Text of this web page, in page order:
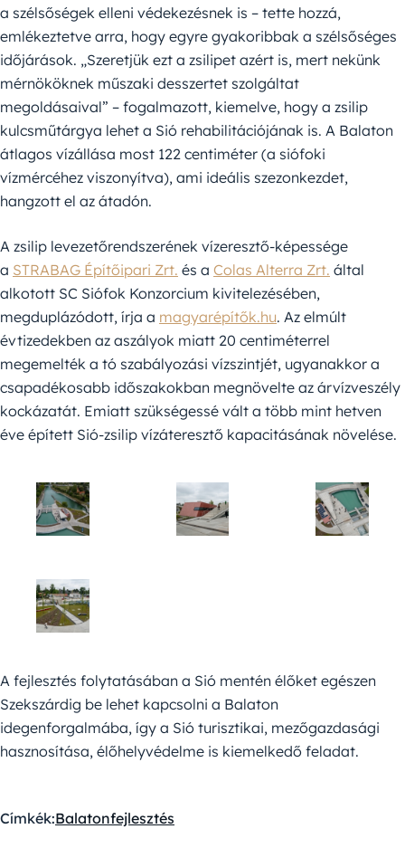
a szélsőségek elleni védekezésnek is – tette hozzá,
emlékeztetve arra, hogy egyre gyakoribbak a szélsőséges
időjárások. „Szeretjük ezt a zsilipet azért is, mert nekünk
mérnököknek műszaki desszertet szolgáltat
megoldásaival” – fogalmazott, kiemelve, hogy a zsilip
kulcsműtárgya lehet a Sió rehabilitációjának is. A Balaton
átlagos vízállása most 122 centiméter (a siófoki
vízmércéhez viszonyítva), ami ideális szezonkezdet,
hangzott el az átadón.
A zsilip levezetőrendszerének vízeresztő-képessége
a STRABAG Építőipari Zrt. és a Colas Alterra Zrt. által
alkotott SC Siófok Konzorcium kivitelezésében,
megduplázódott, írja a magyarépítők.hu. Az elmúlt
évtizedekben az aszályok miatt 20 centiméterrel
megemelték a tó szabályozási vízszintjét, ugyanakkor a
csapadékosabb időszakokban megnövelte az árvízveszély
kockázatát. Emiatt szükségessé vált a több mint hetven
éve épített Sió-zsilip vízáteresztő kapacitásának növelése.
A fejlesztés folytatásában a Sió mentén élőket egészen
Szekszárdig be lehet kapcsolni a Balaton
idegenforgalmába, így a Sió turisztikai, mezőgazdasági
hasznosítása, élőhelyvédelme is kiemelkedő feladat.
Címkék:Balatonfejlesztés